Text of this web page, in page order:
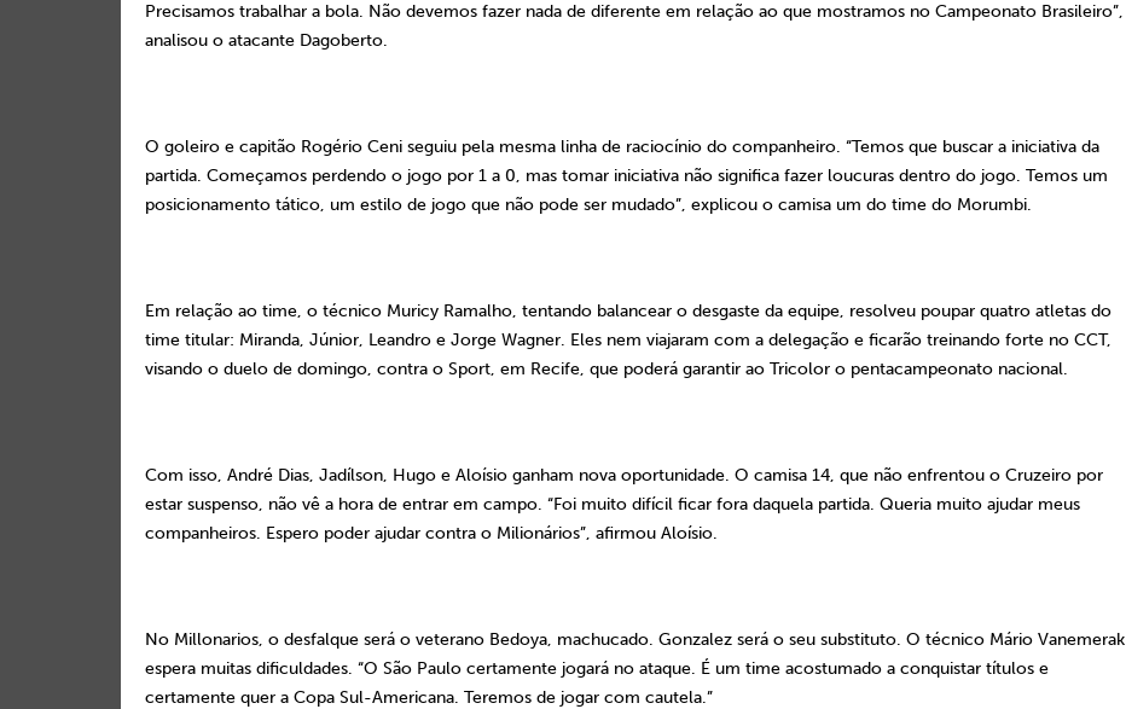
Precisamos trabalhar a bola. Não devemos fazer nada de diferente em relação ao que mostramos no Campeonato Brasileiro”,
analisou o atacante Dagoberto.
O goleiro e capitão Rogério Ceni seguiu pela mesma linha de raciocínio do companheiro. “Temos que buscar a iniciativa da
partida. Começamos perdendo o jogo por 1 a 0, mas tomar iniciativa não significa fazer loucuras dentro do jogo. Temos um
posicionamento tático, um estilo de jogo que não pode ser mudado”, explicou o camisa um do time do Morumbi.
Em relação ao time, o técnico Muricy Ramalho, tentando balancear o desgaste da equipe, resolveu poupar quatro atletas do
time titular: Miranda, Júnior, Leandro e Jorge Wagner. Eles nem viajaram com a delegação e ficarão treinando forte no CCT,
visando o duelo de domingo, contra o Sport, em Recife, que poderá garantir ao Tricolor o pentacampeonato nacional.
Com isso, André Dias, Jadílson, Hugo e Aloísio ganham nova oportunidade. O camisa 14, que não enfrentou o Cruzeiro por
estar suspenso, não vê a hora de entrar em campo. “Foi muito difícil ficar fora daquela partida. Queria muito ajudar meus
companheiros. Espero poder ajudar contra o Milionários”, afirmou Aloísio.
No Millonarios, o desfalque será o veterano Bedoya, machucado. Gonzalez será o seu substituto. O técnico Mário Vanemerak
espera muitas dificuldades. “O São Paulo certamente jogará no ataque. É um time acostumado a conquistar títulos e
certamente quer a Copa Sul-Americana. Teremos de jogar com cautela.”